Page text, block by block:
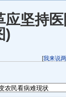
应坚持
)
[我来说